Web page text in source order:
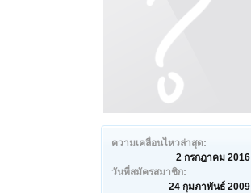
ความเคลื่อนไหวล่าสุด:
2 กรกฎาคม 2016
วันที่สมัครสมาชิก:
24 กุมภาพันธ์ 2009